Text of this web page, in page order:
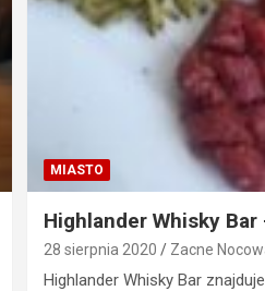
MIASTO
Highlander Whisky
28 sierpnia 2020 Zacne
Highlander Whisky Bar